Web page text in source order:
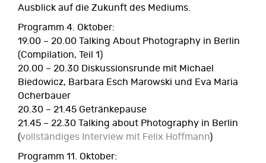
Ausblick auf die Zukunft des Mediums.
Programm 4. Oktober:
19.00 – 20.00 Talking About Photography in Berlin
(Compilation, Teil 1)
20.00 – 20.30 Diskussionsrunde mit Michael
Biedowicz, Barbara Esch Marowski und Eva Maria
Ocherbauer
20.30 – 21.45 Getränkepause
21.45 – 22.30 Talking about Photography in Berlin
(vollständiges Interview mit Felix Hoffmann)
Programm 11. Oktober: